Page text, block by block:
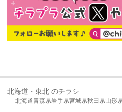
北海道・東北 のチラシ
北海道青森県岩手県宮城県秋田県山形